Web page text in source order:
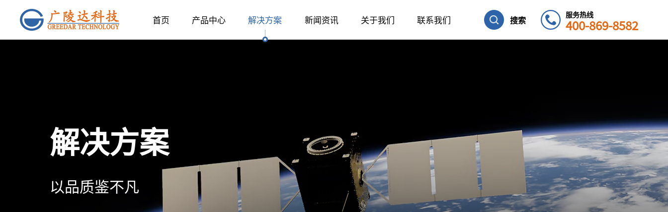
首页 产品中心 解决方案 新闻资讯 关于我们 联系我们 搜索 服务热线
400-869-8582
解决方案
以品质鉴不凡